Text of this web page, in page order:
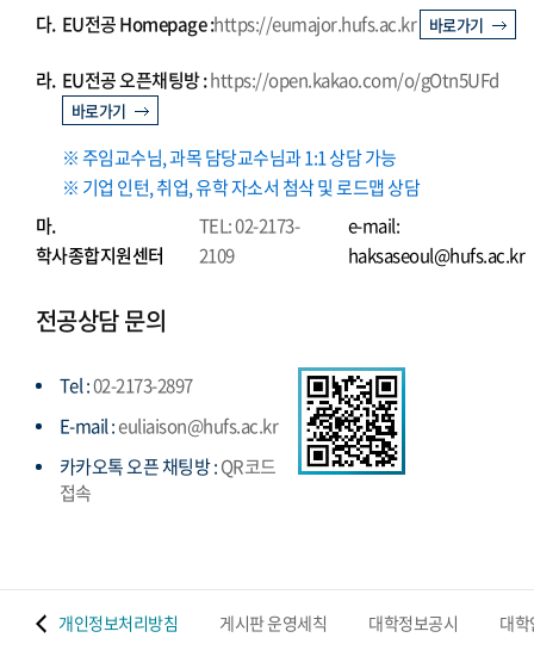
다. EU전공 Homepage :https://eumajor.hufs.ac.kr 바로가기
라. EU전공 오픈채팅방 :https://open.kakao.com/o/gOtn5UFd
바로가기
※ 주임교수님, 과목 담당교수님과 1:1 상담 가능
※ 기업 인턴, 취업, 유학 자소서 첨삭 및 로드맵 상담
마.
학사종합지원센터
TEL: 02-2173-
2109
e-mail:
haksaseoul@hufs.ac.kr
전공상담 문의
Tel :02-2173-2897
E-mail :euliaison@hufs.ac.kr
카카오톡 오픈 채팅방 :QR코드
접속
개인정보처리방침 게시판 운영세칙 대학정보공시 대